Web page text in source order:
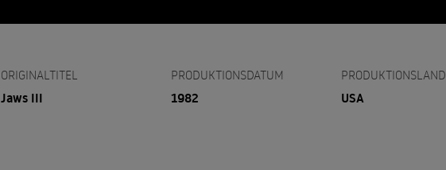
ORIGINALTITEL
Jaws III
PRODUKTIONSDATUM
1982
PRODUKTIONSLAND
USA